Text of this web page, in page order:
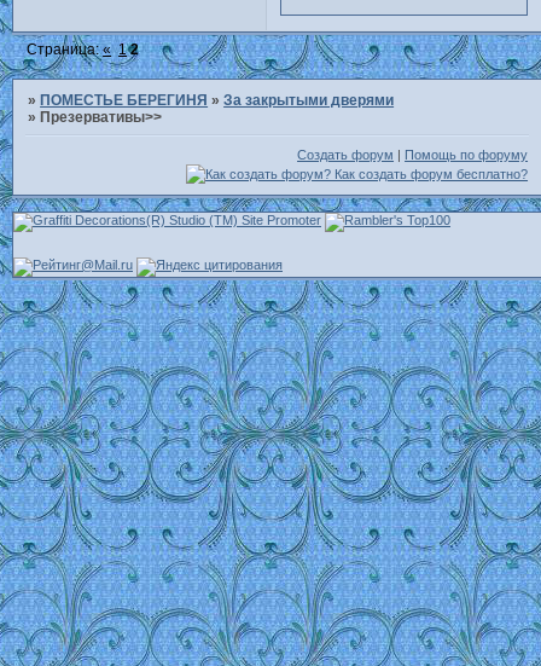
Страница:« 1 2
»ПОМЕСТЬЕ БЕРЕГИНЯ »За закрытыми дверями
»Презервативы>>
Создать форум Помощь по форуму